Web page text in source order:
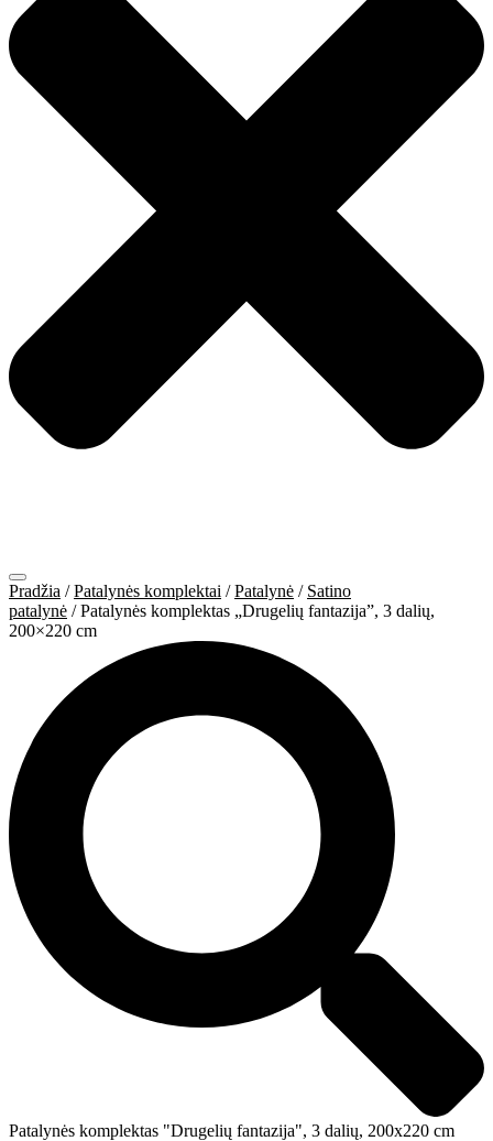
Pradžia /Patalynės komplektai /Patalynė / Satino
patalynė / Patalynės komplektas „Drugelių fantazija”, 3 dalių,
200×220 cm
Patalynės komplektas "Drugelių fantazija", 3 dalių, 200x220 cm